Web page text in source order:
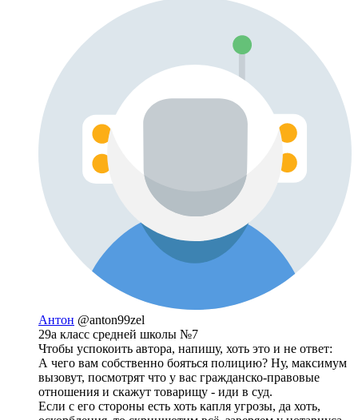
Антон @anton99zel
29а класс средней школы №7
Чтобы успокоить автора, напишу, хоть это и не ответ:
А чего вам собственно бояться полицию? Ну, максимум
вызовут, посмотрят что у вас гражданско-правовые
отношения и скажут товарищу - иди в суд.
Если с его стороны есть хоть капля угрозы, да хоть,